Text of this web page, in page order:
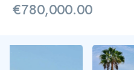
€780,000.00